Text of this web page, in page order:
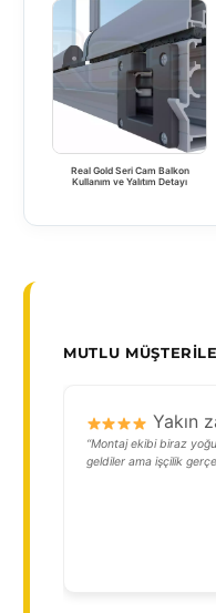
Real Gold Seri Cam Balkon
Kullanım ve Yalıtım Detayı
MUTLU
Yakın
“Montaj ekibi biraz
geldiler ama işçilik